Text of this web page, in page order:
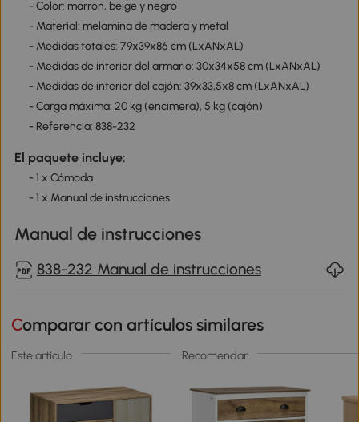
- Color: marrón, beige y negro
- Material: melamina de madera y metal
- Medidas totales: 79x39x86 cm (LxANxAL)
- Medidas de interior del armario: 30x34x58 cm (LxANxAL)
- Medidas de interior del cajón: 39x33,5x8 cm (LxANxAL)
- Carga máxima: 20 kg (encimera), 5 kg (cajón)
- Referencia: 838-232
El paquete incluye:
- 1 x Cómoda
- 1 x Manual de instrucciones
Manual de instrucciones
838-232 Manual de instrucciones
Comparar con artículos similares
Este artículo Recomendar